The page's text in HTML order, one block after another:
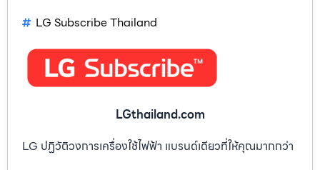
LG Subscribe Thailand
LGthailand.com
LG ปฏิวัติวงการเครื่องใช้ไฟฟ้า แบรนด์เดียวที่ให้คุณมากกว่า